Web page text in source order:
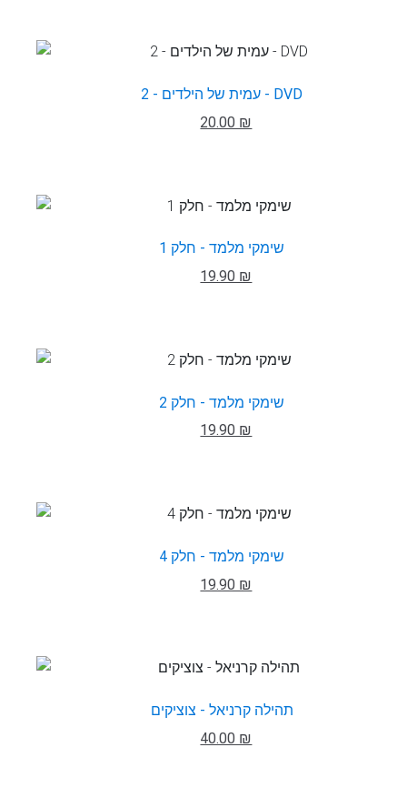
עמית של הילדים - 2 - DVD
20.00 ₪
שימקי מלמד - חלק 1
19.90 ₪
שימקי מלמד - חלק 2
19.90 ₪
שימקי מלמד - חלק 4
19.90 ₪
תהילה קרניאל - צוציקים
40.00 ₪